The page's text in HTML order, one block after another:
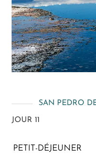
SAN PEDRO
JOUR 11
PETIT-DÉJEUNER